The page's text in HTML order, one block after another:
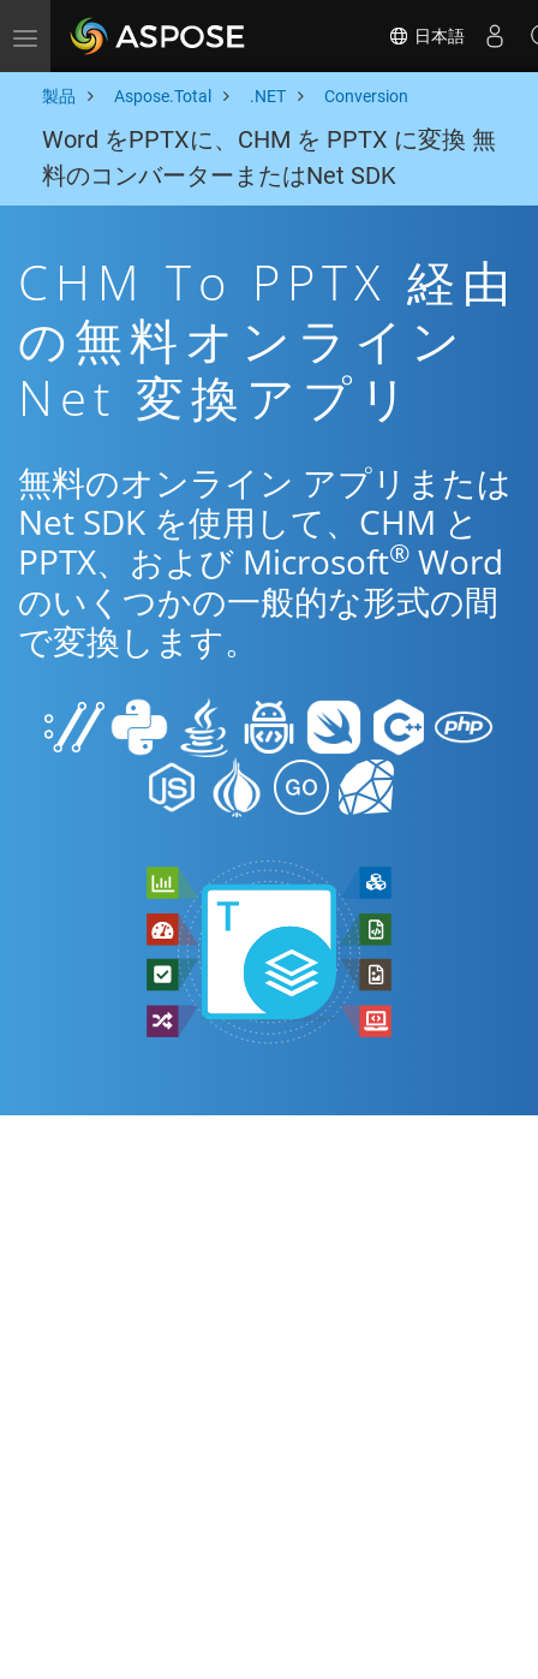
Toggle navigation 日本語
製品 Aspose.Total .NET Conversion
Word をPPTXに、CHM を PPTX に変換 無
料のコンバーターまたはNet SDK
CHM To PPTX 経由
の無料オンライン
Net 変換アプリ
無料のオンライン アプリまたは
Net SDK を使用して、CHM と
PPTX、および Microsoft® Word
のいくつかの一般的な形式の間
で変換します。